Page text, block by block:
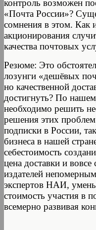
контроль возможен
«Почта России»?
сомнения в этом. Как
акционирования
качества почтовых
Резюме: Это
лозунги «дешёвых
но качественной
достигнуть? По
необходимо решить
решения этих
подписки в России,
бизнеса в нашей
себестоимость
цена доставки и
издателей
экспертов НАИ,
стоимость участия в
всемерно развивая